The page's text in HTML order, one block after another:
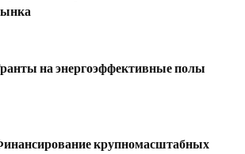
на энергоэффективные полы
крупномасштабных